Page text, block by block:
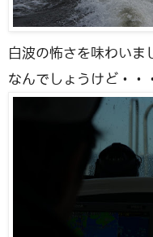
白波の怖さを味わいま
なんでしょうけど・・